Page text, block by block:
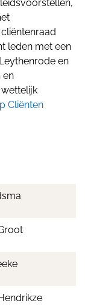
leden met een
en
en
Cliënten